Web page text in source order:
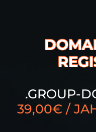
.GROUP-
39,00€ /